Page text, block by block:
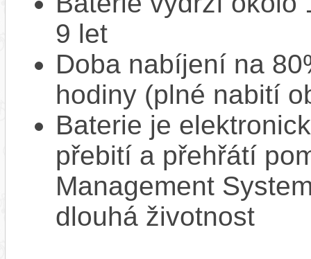
9 let
Doba nabíjení na
hodiny (plné nabití
Baterie je
přebití a přehřátí
Management
dlouhá životnost